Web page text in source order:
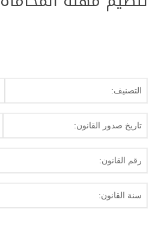
التصنيف:
تاريخ صدور القانون:
رقم القانون:
سنة القانون: